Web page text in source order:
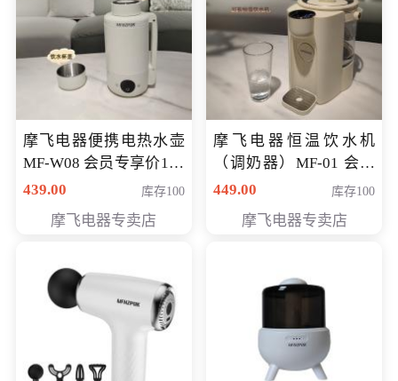
摩飞电器便携电热水壶
MF-W08 会员专享价198
元
439.00 库存100
摩飞电器专卖店
摩飞电器恒温饮水机
（调奶器）MF-01 会员
专享价366元
449.00 库存100
摩飞电器专卖店